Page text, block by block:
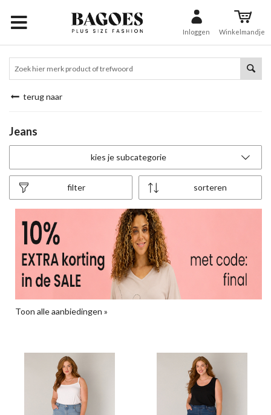
Inloggen Winkelmandje
terug naar
Jeans
kies je subcategorie
sorteren
filter
Toon alle aanbiedingen »